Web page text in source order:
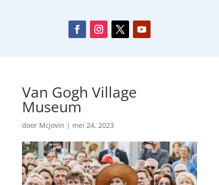
Van Gogh Village
Museum
door Mcjovin | mei 24, 2023